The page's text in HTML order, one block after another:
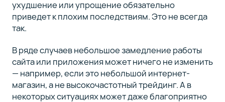
ухудшение или упрощение обязательно
приведет к плохим последствиям. Это не всегда
так.
В ряде случаев небольшое замедление работы
сайта или приложения может ничего не изменить
— например, если это небольшой интернет-
магазин, а не высокочастотный трейдинг. А в
некоторых ситуациях может даже благоприятно